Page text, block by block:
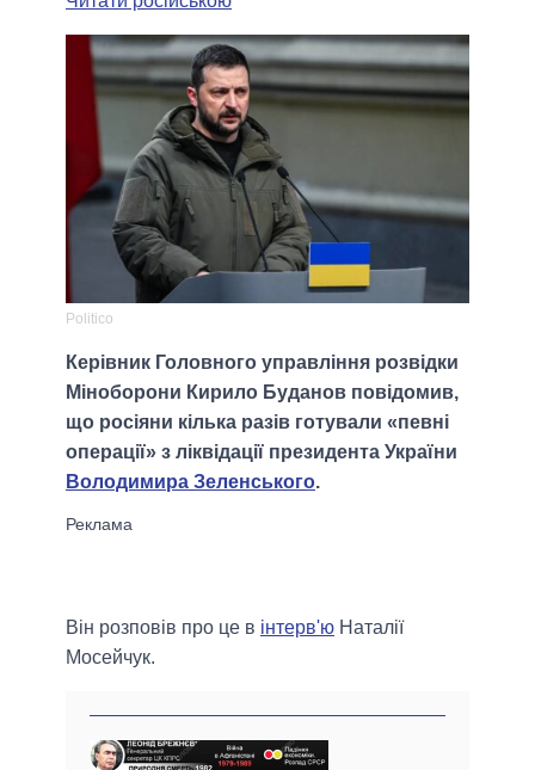
Politico
Керівник Головного управління розвідки
Міноборони Кирило Буданов повідомив,
що росіяни кілька разів готували «певні
операції» з ліквідації президента України
Володимира Зеленського.
Він розповів про це в інтерв'ю Наталії
Мосейчук.